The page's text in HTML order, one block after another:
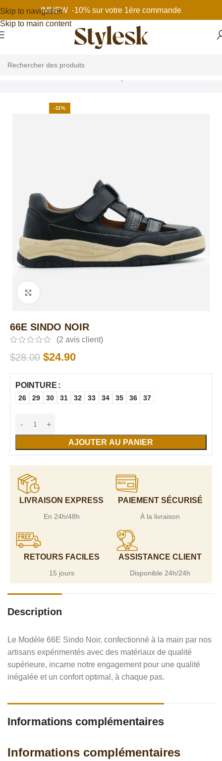
Skip to navigation
Skip to main content
IMNEW -10% sur votre 1ère commande
-11%
66E SINDO NOIR
(2 avis client)
$28.00 $24.90
POINTURE
26 29 30 31 32 33 34 35 36 37
AJOUTER AU PANIER
LIVRAISON EXPRESS
En 24h/48h
PAIEMENT SÉCURISÉ
À la livraison
RETOURS FACILES
15 jours
ASSISTANCE CLIENT
Disponible 24h/24h
Description
Le Modèle 66E Sindo Noir, confectionné à la main par nos
artisans expérimentés avec des matériaux de qualité
supérieure, incarne notre engagement pour une qualité
inégalée et un confort optimal, à chaque pas.
Informations complémentaires
Informations complémentaires